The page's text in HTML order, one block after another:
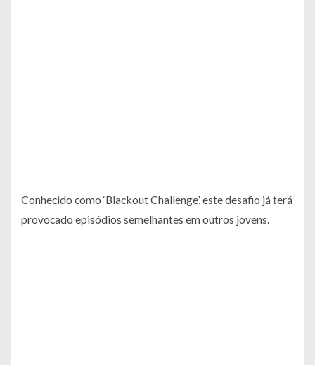
Conhecido como ‘Blackout Challenge’, este desafio já terá
provocado episódios semelhantes em outros jovens.